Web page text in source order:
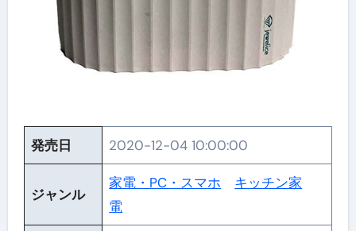
発売日 2020-12-04 10:00:00
ジャンル
家電・PC・スマホ
キッチン家
電